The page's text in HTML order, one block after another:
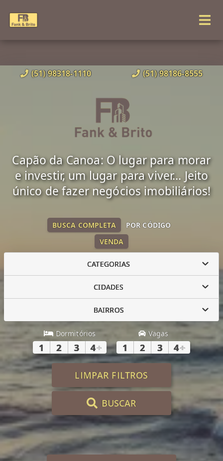
(51) 98318-1110 (51) 98186-8555
Capão da Canoa: O lugar para morar
e investir, um lugar para viver... Jeito
único de fazer negócios imobiliários!
VENDA
BUSCA COMPLETA POR CÓDIGO
CATEGORIAS
CIDADES
BAIRROS
Dormitórios
1 2 3 4+
Vagas
1 2 3 4+
LIMPAR FILTROS
BUSCAR